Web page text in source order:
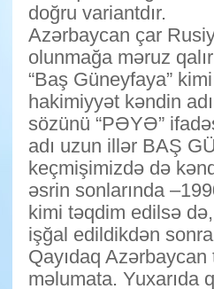
doğru variantdır.
Azərbaycan çar
olunmağa məruz
“Baş Güneyfaya”
hakimiyyət kəndin
sözünü “PƏYƏ”
adı uzun illər BAŞ
keçmişimizdə də
əsrin sonlarında
kimi təqdim edilsə
işğal edildikdən
Qayıdaq
məlumata. Yuxarıda